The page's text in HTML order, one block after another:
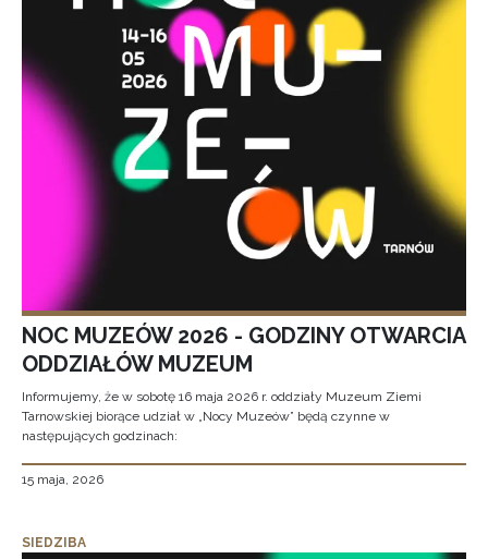
NOC MUZEÓW 2026 - GODZINY OTWARCIA
ODDZIAŁÓW MUZEUM
Informujemy, że w sobotę 16 maja 2026 r. oddziały Muzeum Ziemi
Tarnowskiej biorące udział w „Nocy Muzeów” będą czynne w
następujących godzinach:
15 maja, 2026
SIEDZIBA